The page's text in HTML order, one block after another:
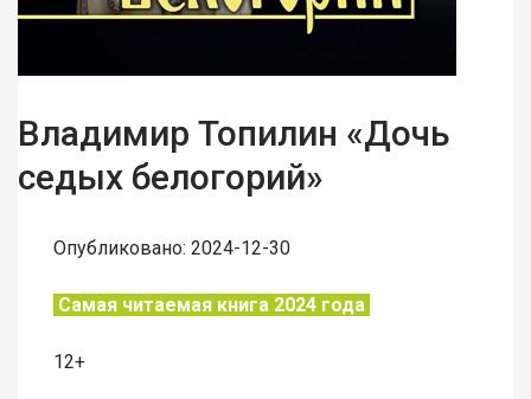
Владимир Топилин «Дочь
седых белогорий»
Опубликовано: 2024-12-30
Самая читаемая книга 2024 года
12+